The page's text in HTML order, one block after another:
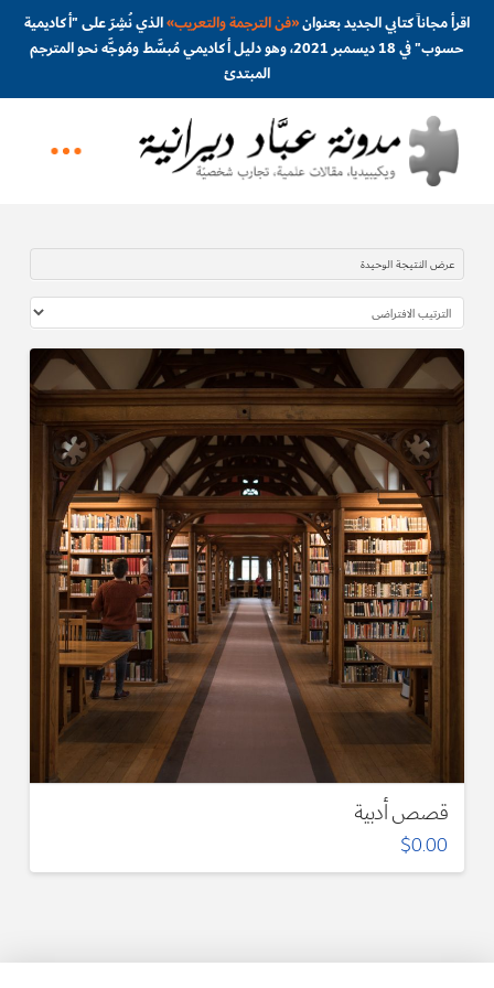
اقرأ مجاناً كتابي الجديد بعنوان«فن الترجمة والتعريب»الذي نُشِرَ على "أكاديمية
حسوب" في 18 ديسمبر 2021، وهو دليل أكاديمي مُبسَّط ومُوجَّه نحو المترجم
المبتدئ
عرض النتيجة الوحيدة
قصص أدبية
$0.00